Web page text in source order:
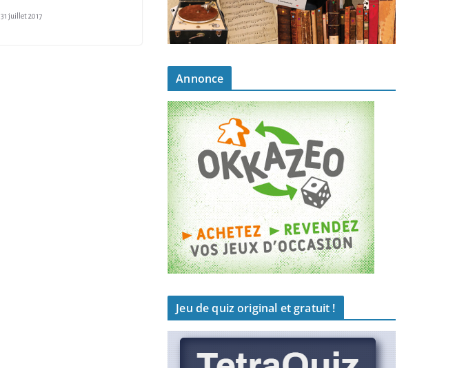
31 juillet 2017
Annonce
Jeu de quiz original et gratuit !